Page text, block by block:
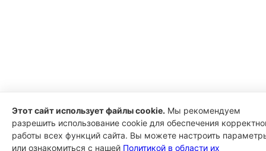
Этот сайт использует файлы cookie. Мы рекомендуем
разрешить использование cookie для обеспечения
работы всех функций сайта. Вы можете настроить
или ознакомиться с нашей Политикой в области их